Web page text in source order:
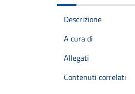
Descrizione
A cura di
Allegati
Contenuti correlati